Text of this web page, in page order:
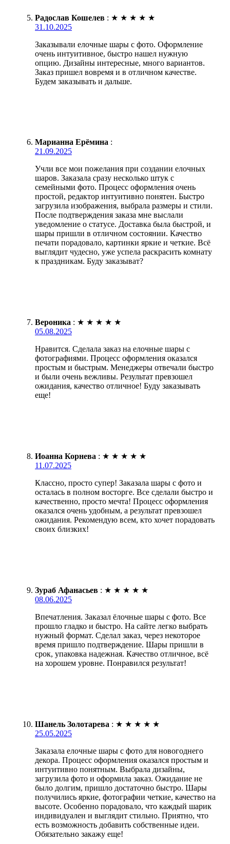
Радослав Кошелев : ★ ★ ★ ★ ★
31.10.2025
Заказывали елочные шары с фото. Оформление
очень интуитивное, быстро нашел нужную
опцию. Дизайны интересные, много вариантов.
Заказ пришел вовремя и в отличном качестве.
Будем заказывать и дальше.
Марианна Ерёмина :
21.09.2025
Учли все мои пожелания при создании елочных
шаров. Заказала сразу несколько штук с
семейными фото. Процесс оформления очень
простой, редактор интуитивно понятен. Быстро
загрузила изображения, выбрала размеры и стили.
После подтверждения заказа мне выслали
уведомление о статусе. Доставка была быстрой, и
шары пришли в отличном состоянии. Качество
печати порадовало, картинки яркие и четкие. Всё
выглядит чудесно, уже успела раскрасить комнату
к праздникам. Буду заказыват?
Вероника : ★ ★ ★ ★ ★
05.08.2025
Нравится. Сделала заказ на елочные шары с
фотографиями. Процесс оформления оказался
простым и быстрым. Менеджеры отвечали быстро
и были очень вежливы. Результат превзошел
ожидания, качество отличное! Буду заказывать
еще!
Иоанна Корнева : ★ ★ ★ ★ ★
11.07.2025
Классно, просто супер! Заказала шары с фото и
осталась в полном восторге. Все сделали быстро и
качественно, просто мечта! Процесс оформления
оказался очень удобным, а результат превзошел
ожидания. Рекомендую всем, кто хочет порадовать
своих близких!
Зураб Афанасьев : ★ ★ ★ ★ ★
08.06.2025
Впечатления. Заказал ёлочные шары с фото. Все
прошло гладко и быстро. На сайте легко выбрать
нужный формат. Сделал заказ, через некоторое
время пришло подтверждение. Шары пришли в
срок, упаковка надежная. Качество отличное, всё
на хорошем уровне. Понравился результат!
Шанель Золотарева : ★ ★ ★ ★ ★
25.05.2025
Заказала елочные шары с фото для новогоднего
декора. Процесс оформления оказался простым и
интуитивно понятным. Выбрала дизайны,
загрузила фото и оформила заказ. Ожидание не
было долгим, пришло достаточно быстро. Шары
получились яркие, фотографии четкие, качество на
высоте. Особенно порадовало, что каждый шарик
индивидуален и выглядит стильно. Приятно, что
есть возможность добавить собственные идеи.
Обязательно закажу еще!